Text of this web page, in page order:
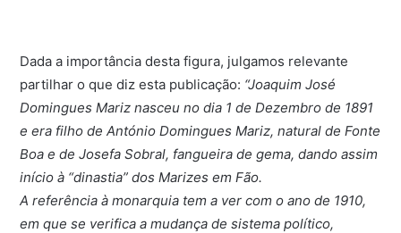
Dada a importância desta figura, julgamos relevante
partilhar o que diz esta publicação: “Joaquim José
Domingues Mariz nasceu no dia 1 de Dezembro de 1891
e era filho de António Domingues Mariz, natural de Fonte
Boa e de Josefa Sobral, fangueira de gema, dando assim
início à “dinastia” dos Marizes em Fão.
A referência à monarquia tem a ver com o ano de 1910,
em que se verifica a mudança de sistema político,